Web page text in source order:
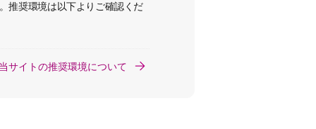
推奨環境は以下よりご確認くだ
サイトの推奨環境について